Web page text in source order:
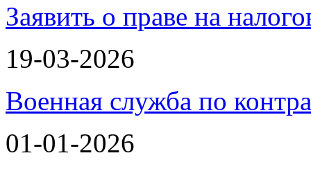
Заявить о праве на
19-03-2026
Военная служба по
01-01-2026